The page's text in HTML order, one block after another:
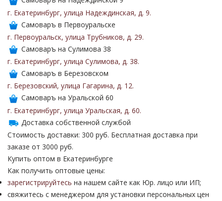
г. Екатеринбург, улица Надеждинская, д. 9.
Самоваръ в Первоуральске
г. Первоуральск, улица Трубников, д. 29.
Самоваръ на Сулимова 38
г. Екатеринбург, улица Сулимова, д. 38.
Самоваръ в Березовском
г. Березовский, улица Гагарина, д. 12.
Самоваръ на Уральской 60
г. Екатеринбург, улица Уральская, д. 60.
Доставка собственной службой
Стоимость доставки: 300 руб. Бесплатная доставка при
заказе от 3000 руб.
Купить оптом в Екатеринбурге
Как получить оптовые цены:
зарегистрируйтесь на нашем сайте как Юр. лицо или ИП;
свяжитесь с менеджером для установки персональных цен